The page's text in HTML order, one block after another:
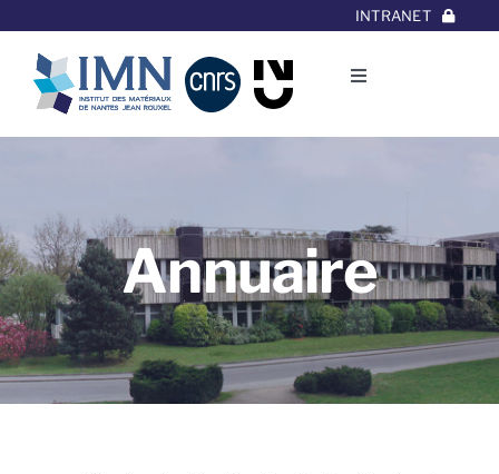
au
contenu
INTRANET
Toggle
L’Institut
Equipes
Projets/Collaborations
Annuaire